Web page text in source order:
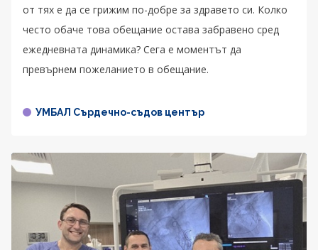
от тях е да се грижим по-добре за здравето си. Колко
често обаче това обещание остава забравено сред
ежедневната динамика? Сега е моментът да
превърнем пожеланието в обещание.
УМБАЛ Сърдечно-съдов център